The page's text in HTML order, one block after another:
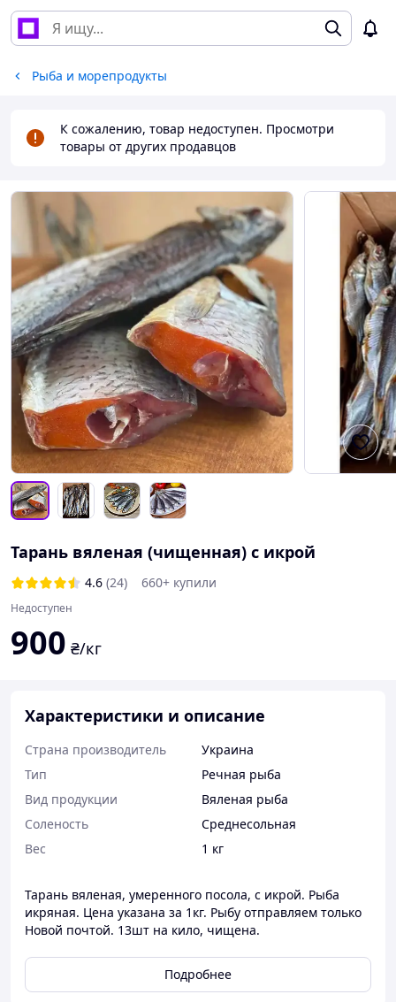
Рыба и морепродукты
К сожалению, товар недоступен. Просмотри
товары от других продавцов
Тарань вяленая (чищенная) с икрой
4.6 (24) 660+ купили
Недоступен
900 ₴/кг
Характеристики и описание
Страна производитель
Украина
Тип
Речная рыба
Вид продукции
Вяленая рыба
Соленость
Среднесольная
Вес
1 кг
Тарань вяленая, умеренного посола, с икрой. Рыба
икряная. Цена указана за 1кг. Рыбу отправляем только
Новой почтой. 13шт на кило, чищена.
Подробнее